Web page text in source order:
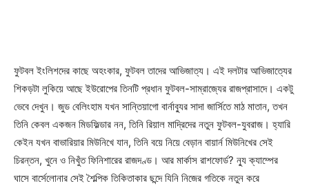
ফুটবল ইংলিশদের কাছে অহংকার, ফুটবল তাদের আভিজাত্য। এই দলটার আভিজাত্যের
শিকড়টা লুকিয়ে আছে ইউরোপের তিনটি প্রধান ফুটবল-সাম্রাজ্যের রাজপ্রাসাদে। একটু
ভেবে দেখুন। জুড বেলিংহাম যখন সান্তিয়াগো বার্নাব্যুর সাদা জার্সিতে মাঠ মাতান, তখন
তিনি কেবল একজন মিডফিল্ডার নন, তিনি রিয়াল মাদ্রিদের নতুন ফুটবল-যুবরাজ। হ্যারি
কেইন যখন বাভারিয়ার মিউনিখে যান, তিনি বয়ে নিয়ে বেড়ান বায়ার্ন মিউনিখের সেই
চিরন্তন, খুনে ও নিখুঁত ফিনিশারের রাজদণ্ড। আর মার্কাস রাশফোর্ড? ন্যু ক্যাম্পের
ঘাসে বার্সেলোনার সেই শৈল্পিক তিকিতাকার ছন্দে যিনি নিজের গতিকে নতুন করে